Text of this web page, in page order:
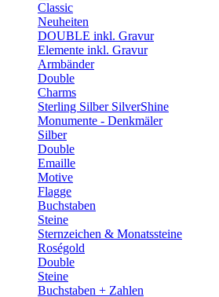
Classic
Neuheiten
DOUBLE inkl. Gravur
Elemente inkl. Gravur
Armbänder
Double
Charms
Sterling Silber SilverShine
Monumente - Denkmäler
Silber
Double
Emaille
Motive
Flagge
Buchstaben
Steine
Sternzeichen & Monatssteine
Roségold
Double
Steine
Buchstaben + Zahlen